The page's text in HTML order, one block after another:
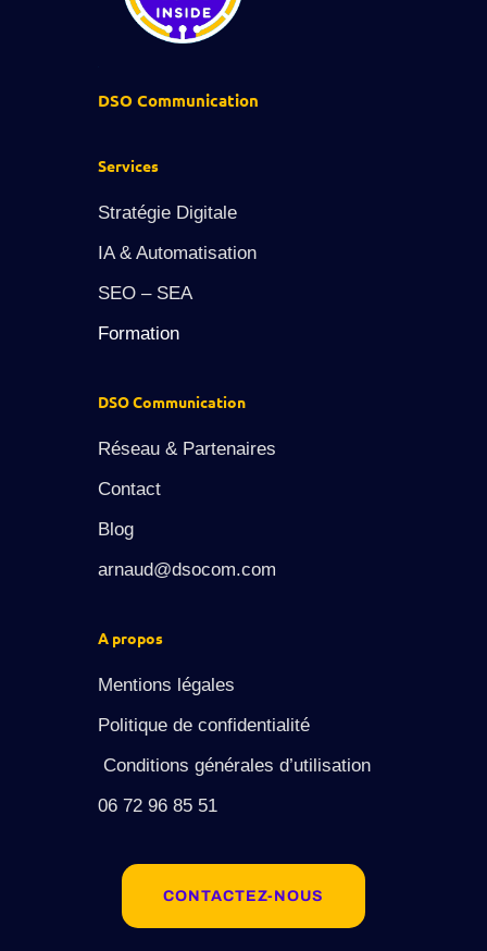
DSO Communication
Services
Stratégie Digitale
IA & Automatisation
SEO – SEA
Formation
DSO Communication
Réseau & Partenaires
Contact
Blog
arnaud@dsocom.com
A propos
Mentions légales
Politique de confidentialité
Conditions générales d’utilisation
06 72 96 85 51
CONTACTEZ-NOUS